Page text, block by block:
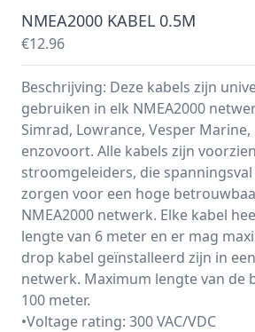
NMEA2000 KABEL 0.5M
€12.96
Beschrijving: Deze kabels zijn
gebruiken in elk NMEA2000
Simrad, Lowrance, Vesper
enzovoort. Alle kabels zijn
stroomgeleiders, die
zorgen voor een hoge
NMEA2000 netwerk. Elke kabel
lengte van 6 meter en er mag
drop kabel geïnstalleerd zijn in
netwerk. Maximum lengte van de
100 meter.
•Voltage rating: 300 VAC/VDC